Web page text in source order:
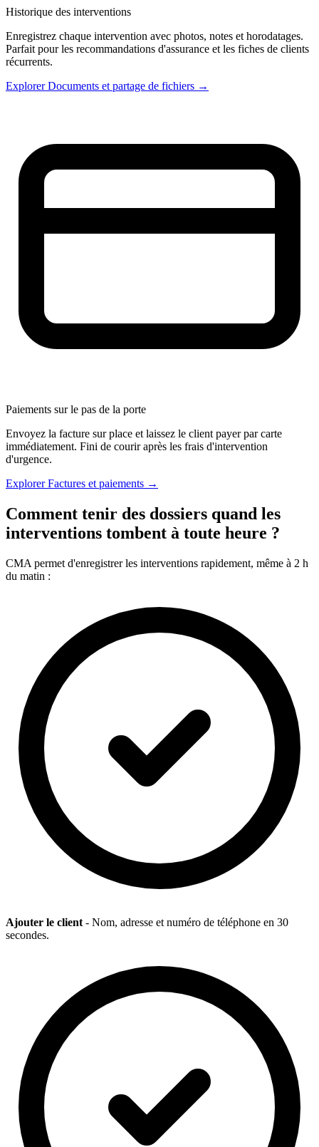
Historique des interventions
Enregistrez chaque intervention avec photos, notes et horodatages.
Parfait pour les recommandations d'assurance et les fiches de clients
récurrents.
Explorer Documents et partage de fichiers →
Paiements sur le pas de la porte
Envoyez la facture sur place et laissez le client payer par carte
immédiatement. Fini de courir après les frais d'intervention
d'urgence.
Explorer Factures et paiements →
Comment tenir des dossiers quand les
interventions tombent à toute heure ?
CMA permet d'enregistrer les interventions rapidement, même à 2 h
du matin :
Ajouter le client - Nom, adresse et numéro de téléphone en 30
secondes.